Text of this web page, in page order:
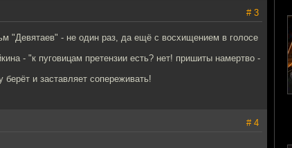
# 3
"Девятаев" - не один раз, да ещё с восхищением в голосе
- "к пуговицам претензии есть? нет! пришиты намертво -
и заставляет сопереживать!
# 4